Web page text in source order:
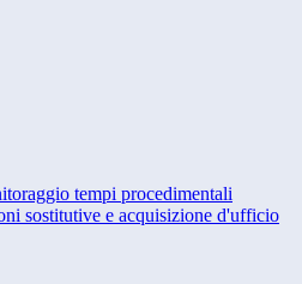
tempi procedimentali
sostitutive e acquisizione d'ufficio